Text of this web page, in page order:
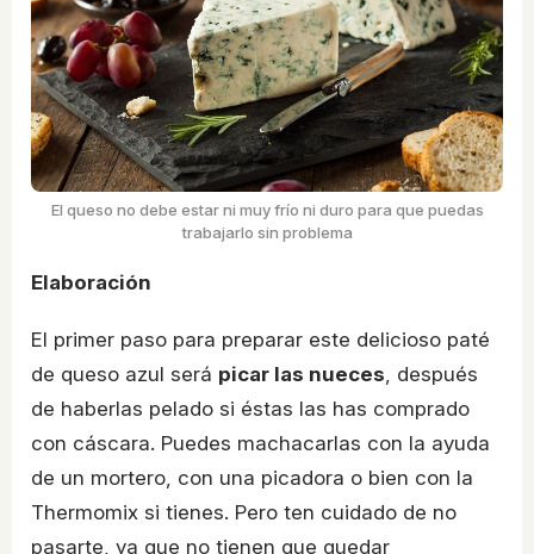
El queso no debe estar ni muy frío ni duro para que puedas
trabajarlo sin problema
Elaboración
El primer paso para preparar este delicioso paté
de queso azul será picar las nueces, después
de haberlas pelado si éstas las has comprado
con cáscara. Puedes machacarlas con la ayuda
de un mortero, con una picadora o bien con la
Thermomix si tienes. Pero ten cuidado de no
pasarte, ya que no tienen que quedar